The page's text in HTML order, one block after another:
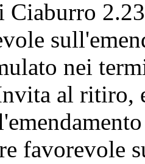
Ciaburro
nei
al ritiro,
favorevole